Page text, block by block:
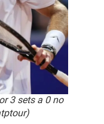
3 sets a 0 no